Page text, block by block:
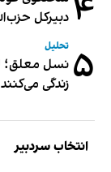
۴ دبیر‌کل
۵ تحلیل
نسل معلق؛
زندگی می‌کنند
انتخاب سردبیر